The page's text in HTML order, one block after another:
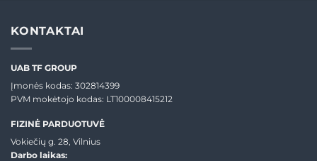
KONTAKTAI
UAB TF GROUP
Įmonės kodas: 302814399
PVM mokėtojo kodas: LT100008415212
FIZINĖ PARDUOTUVĖ
Vokiečių g. 28, Vilnius
Darbo laikas: